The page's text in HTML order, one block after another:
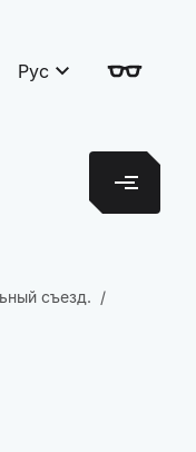
Рус
съезд.